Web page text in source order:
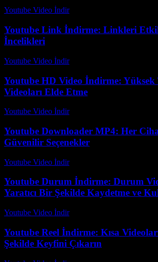
Youtube Video İndir-
Youtube Link İndirme: Linkleri
İncelikleri
Youtube Video İndir-
Youtube HD Video İndirme: Yüksek
Videoları Elde Etme
Youtube Video İndir-
Youtube Downloader MP4: Her
Güvenilir Seçenekler
Youtube Video İndir-
Youtube Durum İndirme: Durum
Yaratıcı Bir Şekilde Kaydetme ve
Youtube Video İndir-
Youtube Reel İndirme: Kısa
Şekilde Keyfini Çıkarın